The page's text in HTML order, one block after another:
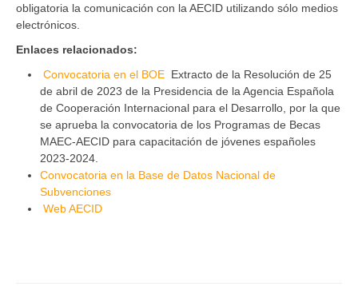
obligatoria la comunicación con la AECID utilizando sólo medios
electrónicos.
Enlaces relacionados:
Convocatoria en el BOE Extracto de la Resolución de 25
de abril de 2023 de la Presidencia de la Agencia Española
de Cooperación Internacional para el Desarrollo, por la que
se aprueba la convocatoria de los Programas de Becas
MAEC-AECID para capacitación de jóvenes españoles
2023-2024.
Convocatoria en la Base de Datos Nacional de
Subvenciones
Web AECID